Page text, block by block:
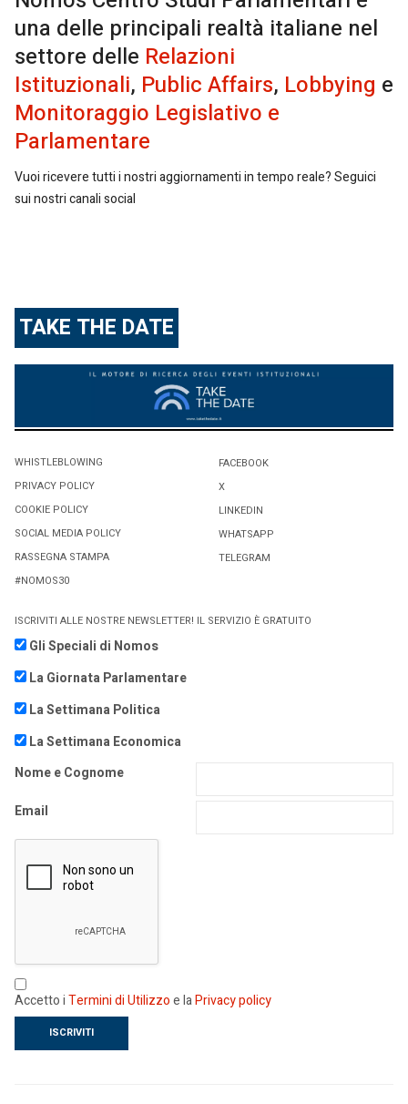
una delle principali realtà italiane nel
settore delle Relazioni
Istituzionali, Public Affairs, Lobbying e
Monitoraggio Legislativo e
Parlamentare
Vuoi ricevere tutti i nostri aggiornamenti in tempo reale? Seguici
sui nostri canali social
TAKE THE DATE
WHISTLEBLOWING
PRIVACY POLICY
COOKIE POLICY
SOCIAL MEDIA POLICY
RASSEGNA STAMPA
#NOMOS30
FACEBOOK
X
LINKEDIN
WHATSAPP
TELEGRAM
ISCRIVITI ALLE NOSTRE NEWSLETTER! IL SERVIZIO È GRATUITO
Gli Speciali di Nomos
La Giornata Parlamentare
La Settimana Politica
La Settimana Economica
Nome e Cognome
Email
Accetto iTermini di Utilizzoe laPrivacy policy